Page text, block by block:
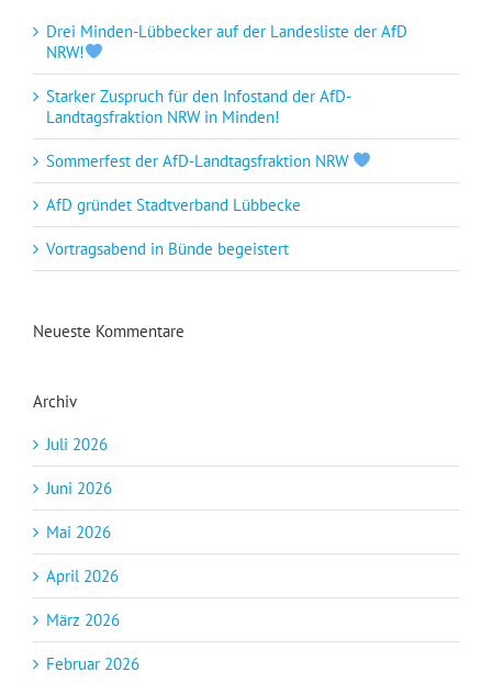
Drei Minden-Lübbecker auf der Landesliste der AfD
NRW!
Starker Zuspruch für den Infostand der AfD-
Landtagsfraktion NRW in Minden!
Sommerfest der AfD-Landtagsfraktion NRW
AfD gründet Stadtverband Lübbecke
Vortragsabend in Bünde begeistert
Neueste Kommentare
Archiv
Juli 2026
Juni 2026
Mai 2026
April 2026
März 2026
Februar 2026